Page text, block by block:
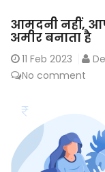
आमदनी नहीं,
अमीर बनाता है
11 Feb 2023
No comment